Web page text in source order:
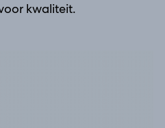
kwaliteit.